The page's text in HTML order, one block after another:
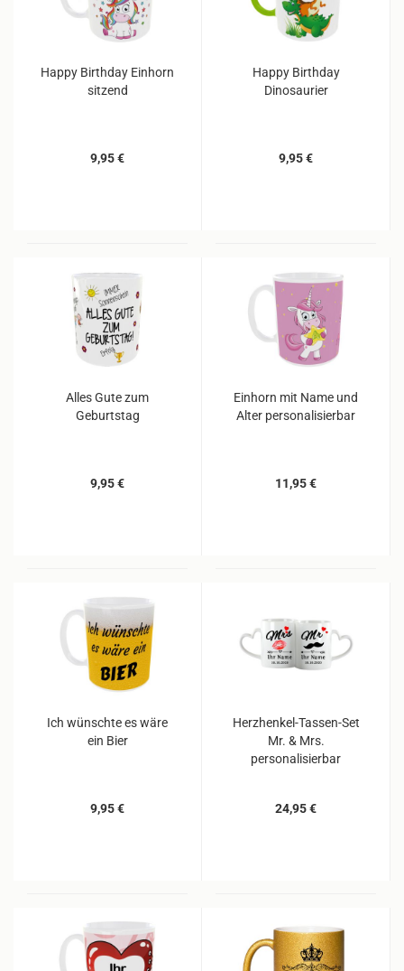
Happy Birthday Einhorn
sitzend
9,95 €
Happy Birthday
Dinosaurier
9,95 €
Alles Gute zum
Geburtstag
9,95 €
Einhorn mit Name und
Alter personalisierbar
11,95 €
Ich wünschte es wäre
ein Bier
9,95 €
Herzhenkel-Tassen-Set
Mr. & Mrs.
personalisierbar
24,95 €